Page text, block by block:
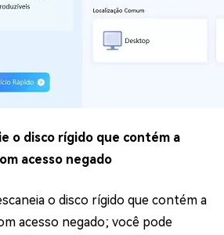
o disco rígido que contém a
acesso negado
o disco rígido que contém a
acesso negado; você pode